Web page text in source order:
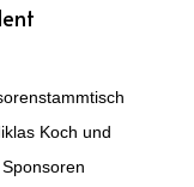
Koch und